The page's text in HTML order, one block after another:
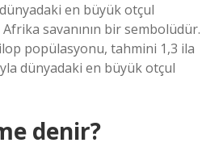
en büyük otçul
savanının bir sembolüdür.
popülasyonu, tahmini 1,3 ila
dünyadaki en büyük otçul
denir?